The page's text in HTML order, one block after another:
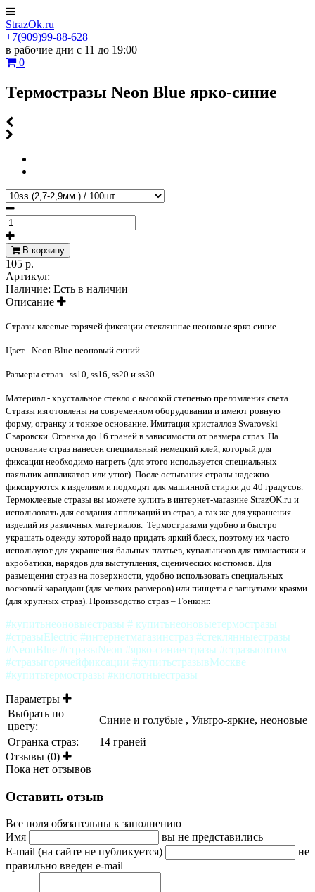
StrazOk.ru
+7(909)99-88-628
в рабочие дни с 11 до 19:00
0
Термостразы Neon Blue ярко-синие
В корзину
105 р.
Артикул:
Наличие: Есть в наличии
Описание
Стразы клеевые горячей фиксации стеклянные неоновые ярко синие.
Цвет - Neon Blue неоновый синий.
Размеры страз - ss10, ss16, ss20 и ss30
Материал - хрустальное стекло с высокой степенью преломления света.
Стразы изготовлены на современном оборудовании и имеют ровную
форму, огранку и тонкое основание. Имитация кристаллов Swarovski
Сваровски. Огранка до 16 граней в зависимости от размера страз. На
основание страз нанесен специальный немецкий клей, который для
фиксации необходимо нагреть (для этого используется специальных
паяльник-аппликатор или утюг). После остывания стразы надежно
фиксируются к изделиям и подходят для машинной стирки до 40 градусов.
Термоклеевые стразы вы можете купить в интернет-магазине StrazOK.ru и
использовать для создания аппликаций из страз, а так же для украшения
изделий из различных материалов. Термостразами удобно и быстро
украшать одежду которой надо придать яркий блеск, поэтому их часто
используют для украшения бальных платьев, купальников для гимнастики и
акробатики, нарядов для выступления, сценических костюмов. Для
размещения страз на поверхности, удобно использовать специальных
восковый карандаш (для мелких размеров) или пинцеты с загнутыми краями
(для крупных страз). Производство страз – Гонконг.
#купитьнеоновыестразы # купитьнеоновыетермостразы
#стразыElectric #интернетмагазинстраз #стеклянныестразы
#NeonBlue #стразыNeon #ярко-синиестразы #стразыоптом
#стразыгорячейфиксации #купитьстразывМоскве
#купитьтермостразы #кислотныестразы
Параметры
Выбрать по
цвету:
Синие и голубые , Ультро-яркие, неоновые
Огранка страз:
14 граней
Отзывы (0)
Пока нет отзывов
Оставить отзыв
Все поля обязательны к заполнению
Имя
вы не представились
E-mail (на сайте не публикуется)
не
правильно введен e-mail